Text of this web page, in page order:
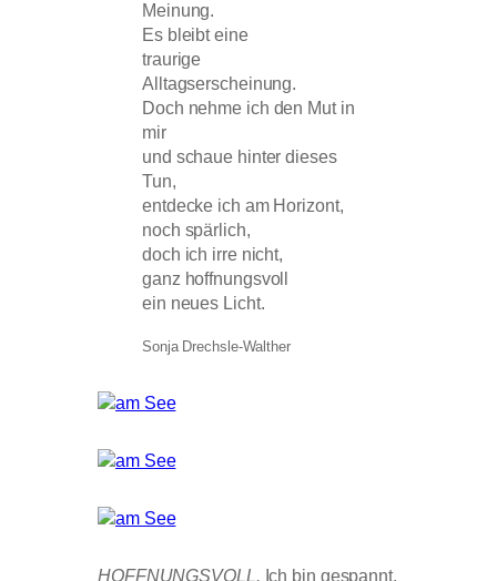
Meinung.
Es bleibt eine
traurige
Alltagserscheinung.
Doch nehme ich den Mut in
mir
und schaue hinter dieses
Tun,
entdecke ich am Horizont,
noch spärlich,
doch ich irre nicht,
ganz hoffnungsvoll
ein neues Licht.
Sonja Drechsle-Walther
HOFFNUNGSVOLL. Ich bin gespannt,